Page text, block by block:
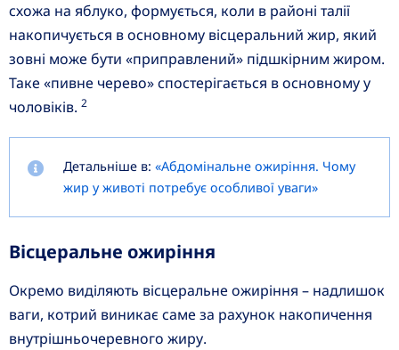
схожа на яблуко, формується, коли в районі талії
накопичується в основному вісцеральний жир, який
зовні може бути «приправлений» підшкірним жиром.
Таке «пивне черево» спостерігається в основному у
чоловіків. 2
Детальніше в: «Абдомінальне ожиріння. Чому
жир у животі потребує особливої уваги»
Вісцеральне ожиріння
Окремо виділяють вісцеральне ожиріння – надлишок
ваги, котрий виникає саме за рахунок накопичення
внутрішньочеревного жиру.